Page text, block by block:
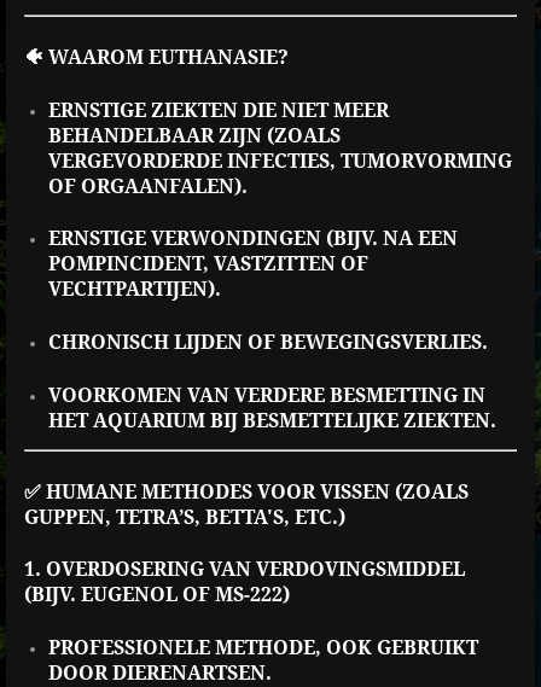
🐠 WAAROM EUTHANASIE?
ERNSTIGE ZIEKTEN DIE NIET MEER
BEHANDELBAAR ZIJN (ZOALS
VERGEVORDERDE INFECTIES, TUMORVORMING
OF ORGAANFALEN).
ERNSTIGE VERWONDINGEN (BIJV. NA EEN
POMPINCIDENT, VASTZITTEN OF
VECHTPARTIJEN).
CHRONISCH LIJDEN OF BEWEGINGSVERLIES.
VOORKOMEN VAN VERDERE BESMETTING IN
HET AQUARIUM BIJ BESMETTELIJKE ZIEKTEN.
✅ HUMANE METHODES VOOR VISSEN (ZOALS
GUPPEN, TETRA’S, BETTA'S, ETC.)
1. OVERDOSERING VAN VERDOVINGSMIDDEL
(BIJV. EUGENOL OF MS-222)
PROFESSIONELE METHODE, OOK GEBRUIKT
DOOR DIERENARTSEN.